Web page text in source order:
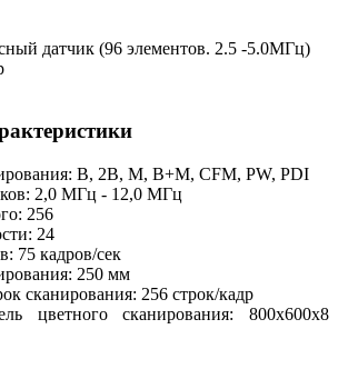
датчик (96 элементов. 2.5 -5.0МГц)
B, 2B, M, B+M, CFM, PW, PDI
2,0 МГц - 12,0 МГц
256
24
75 кадров/сек
250 мм
сканирования: 256 строк/кадр
цветного сканирования: 800х600х8